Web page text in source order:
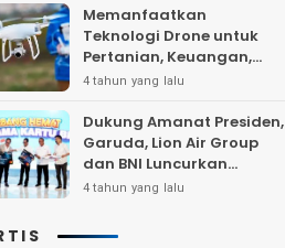
Memanfaatkan
Teknologi Drone untuk
Pertanian, Keuangan,
Pertambangan, Real
Telekomunikasi.
4 tahun yang lalu
Dukung Amanat Presiden,
Garuda, Lion Air Group
dan BNI Luncurkan
Program Terbang Hemat
4 tahun yang lalu